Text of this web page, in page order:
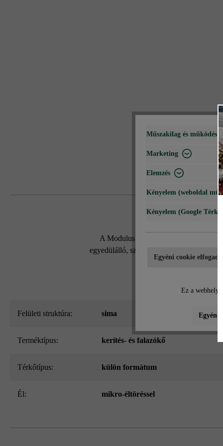
A Modulus Pur kerítés- és falazókő
egyedülálló, szabadalmaztatott
Felületi struktúra: sima
Terméktípus: kerítés- és falazókő
Térkőtípus: külön formátum
él: mikro-éltöréssel
Műszakilag és
Marketing
Elemzés
Kényelem (weboldal
Kényelem (Google
Egyéni cookie
Ez a webhely
Egyéni